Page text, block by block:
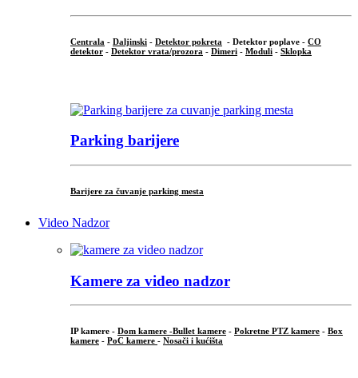
Centrala - Daljinski - Detektor pokreta - Detektor poplave - CO
detektor - Detektor vrata/prozora - Dimeri - Moduli - Sklopka
Parking barijere
Barijere za čuvanje parking mesta
Video Nadzor
Kamere za video nadzor
IP kamere - Dom kamere -Bullet kamere - Pokretne PTZ kamere - Box
kamere - PoC kamere - Nosači i kućišta